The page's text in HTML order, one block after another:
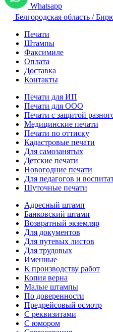
Whatsapp
Белгородская область /
Печати
Штампы
Факсимиле
Оплата
Доставка
Контакты
Печати для ИП
Печати для ООО
Печати с защитой
Медицинские печати
Печати по оттиску
Кадастровые печати
Для самозанятых
Детские печати
Новогодние печати
Для педагогов и
Шуточные печати
Адресный штамп
Банковский штамп
Возвратный экземляр
Для документов
Для путевых листов
Для трудовых
Именные
К производству работ
Копия верна
Малые штампы
По доверенности
Предрейсовый осмотр
С реквизитами
С юмором